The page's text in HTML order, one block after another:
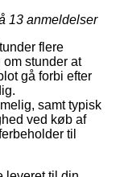
13 anmeldelser
flere
stunder at
gå forbi efter
samt typisk
ved køb af
til